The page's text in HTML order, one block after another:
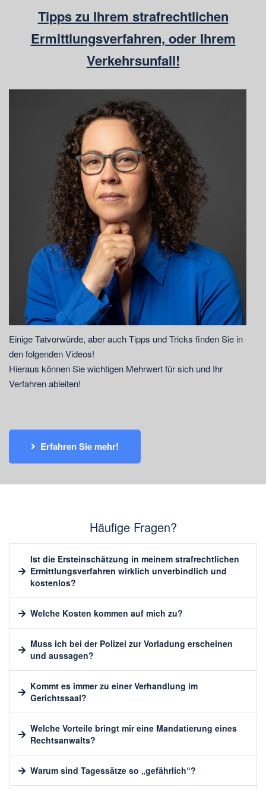
Tipps zu Ihrem strafrechtlichen
Ermittlungsverfahren, oder Ihrem
Verkehrsunfall!
Einige Tatvorwürde, aber auch Tipps und Tricks finden Sie in
den folgenden Videos!
Hieraus können Sie wichtigen Mehrwert für sich und Ihr
Verfahren ableiten!
Erfahren Sie mehr!
Häufige Fragen?
Ist die Ersteinschätzung in meinem strafrechtlichen
Ermittlungsverfahren wirklich unverbindlich und
kostenlos?
Welche Kosten kommen auf mich zu?
Muss ich bei der Polizei zur Vorladung erscheinen
und aussagen?
Kommt es immer zu einer Verhandlung im
Gerichtssaal?
Welche Vorteile bringt mir eine Mandatierung eines
Rechtsanwalts?
Warum sind Tagessätze so „gefährlich“?